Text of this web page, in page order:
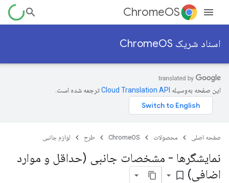
ChromeOS
اسناد شریک ChromeOS
این صفحه به‌وسیله ترجمه شده است.
صفحه اصلی محصولات ChromeOS طرح لوازم جانبی
نمایشگرها - مشخصات جانبی (حداقل و موارد
اضافی) bookmark_border